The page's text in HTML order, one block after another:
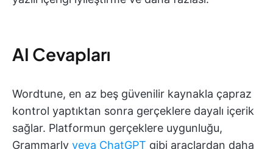
AI Cevapları
Wordtune, en az beş güvenilir kaynakla çapraz
kontrol yaptıktan sonra gerçeklere dayalı içerik
sağlar. Platformun gerçeklere uygunluğu,
Grammarly veya ChatGPT gibi araçlardan daha